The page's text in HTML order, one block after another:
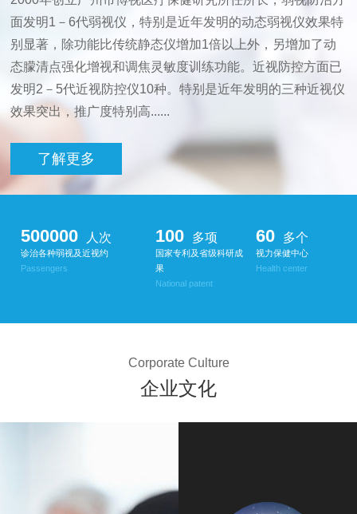
面发明1－6代弱视仪，特别是近年发明的动态弱视仪效果特
别显著，除功能比传统静态仪增加1倍以上外，另增加了动
态朦清点强化增视和调焦灵敏度训练功能。近视防控方面已
发明2－5代近视防控仪10种。特别是近年发明的三种近视仪
效果突出，推广度特别高......
了解更多
500000 人次
诊治各种弱视及近视约
Passengers
100 多项
国家专利及省级科研成
果
National patent
60 多个
视力保健中心
Health center
Corporate Culture
企业文化